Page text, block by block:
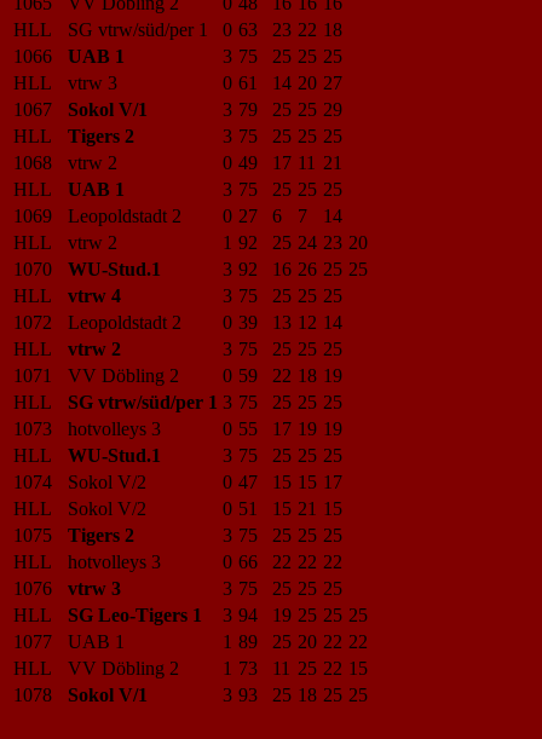
HLL
SG vtrw/süd/per 1 0 63 23 22 18
1066
UAB 1 3 75 25 25 25
HLL
vtrw 3 0 61 14 20 27
1067
Sokol V/1 3 79 25 25 29
HLL
Tigers 2 3 75 25 25 25
1068
vtrw 2 0 49 17 11 21
HLL
UAB 1 3 75 25 25 25
1069
Leopoldstadt 2 0 27 6 7
14
HLL
vtrw 2 1 92 25 24 23 20
1070
WU-Stud.1 3 92 16 26 25 25
HLL
vtrw 4 3 75 25 25 25
1072
Leopoldstadt 2 0 39 13 12 14
HLL
vtrw 2 3 75 25 25 25
1071
VV Döbling 2 0 59 22 18 19
HLL
SG vtrw/süd/per 1 3 75 25 25 25
1073
hotvolleys 3 0 55 17 19 19
HLL
WU-Stud.1 3 75 25 25 25
1074
Sokol V/2 0 47 15 15 17
HLL
Sokol V/2 0 51 15 21 15
1075
Tigers 2 3 75 25 25 25
HLL
hotvolleys 3 0 66 22 22 22
1076
vtrw 3 3 75 25 25 25
HLL
SG Leo-Tigers 1 3 94 19 25 25 25
1077
UAB 1 1 89 25 20 22 22
HLL
VV Döbling 2 1 73 11 25 22 15
1078
Sokol V/1 3 93 25 18 25 25